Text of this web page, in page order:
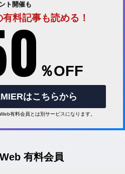
ト開催も
料記事も読める！
％OFF
はこちらから
有料会員とは別サービスになります。
有料会員